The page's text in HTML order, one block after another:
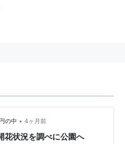
の中 • 4ヶ月前
状況を調べに公園へ